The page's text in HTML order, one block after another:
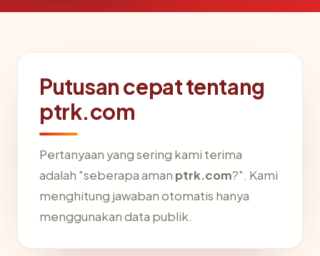
Putusan cepat tentang
ptrk.com
Pertanyaan yang sering kami terima
adalah "seberapa aman ptrk.com?". Kami
menghitung jawaban otomatis hanya
menggunakan data publik.